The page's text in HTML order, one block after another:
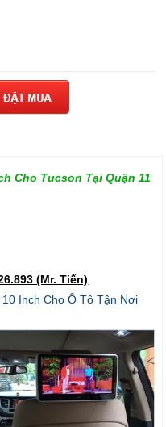
Cho Tucson Tại Quận 11
(Mr. Tiến)
Inch Cho Ô Tô Tận Nơi